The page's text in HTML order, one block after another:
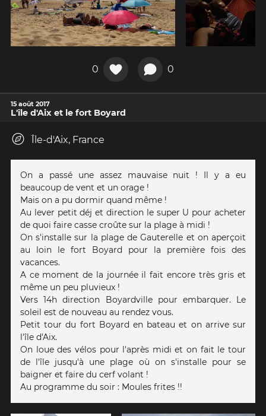
0 0
15 août 2017
L'île d'Aix et le fort Boyard
Île-d'Aix, France
On a passé une assez mauvaise nuit ! Il y a eu
beaucoup de vent et un orage !
Mais on a pu dormir quand même !
Au lever petit déj et direction le super U pour acheter
de quoi faire casse croûte sur la plage à midi !
On s'installe sur la plage de Gauterelle et on aperçoit
au loin le fort Boyard pour la première fois des
vacances.
A ce moment de la journée il fait encore très gris et
même un peu pluvieux !
Vers 14h direction Boyardville pour embarquer. Le
soleil est de nouveau au rendez vous.
Petit tour du fort Boyard en bateau et on arrive sur
l'île d'Aix.
On loue des vélos pour l'après midi et on fait le tour
de l'île jusqu'à une plage où on s'installe pour se
baigner et faire du cerf volant !
Au programme du soir : Moules frites !!